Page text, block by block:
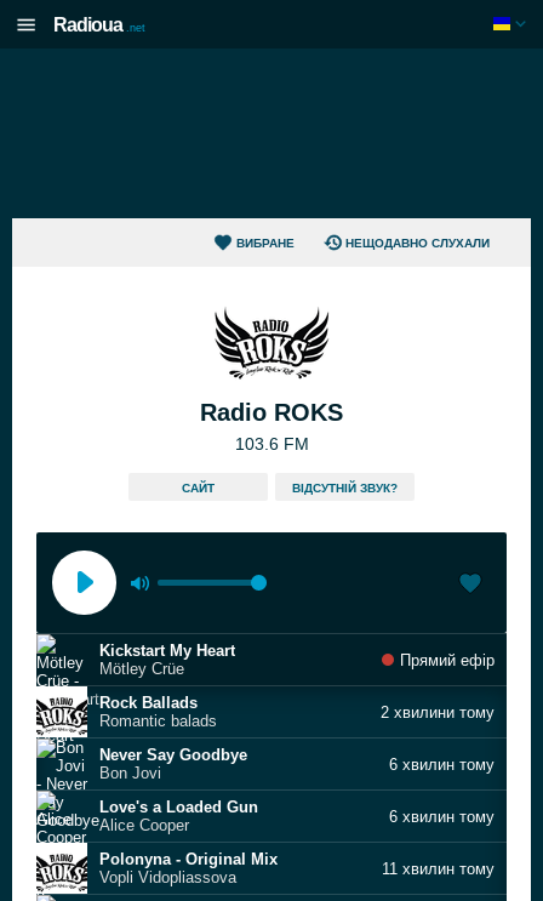
Radioua .net
ВИБРАНЕ НЕЩОДАВНО СЛУХАЛИ
Radio ROKS
103.6 FM
САЙТ ВІДСУТНІЙ ЗВУК?
Kickstart My Heart
Mötley Crüe
Прямий ефір
Rock Ballads
Romantic balads
2 хвилини тому
Never Say Goodbye
Bon Jovi
6 хвилин тому
Love's a Loaded Gun
Alice Cooper
6 хвилин тому
Polonyna - Original Mix
Vopli Vidopliassova
11 хвилин тому